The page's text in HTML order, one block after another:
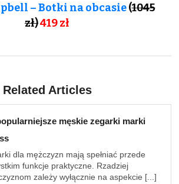
– Botki na obcasie(1045
zł)419 zł
Related Articles
męskie zegarki marki
dla mężczyzn mają spełniać przede
funkcje praktyczne. Rzadziej
zależy wyłącznie na aspekcie [...]